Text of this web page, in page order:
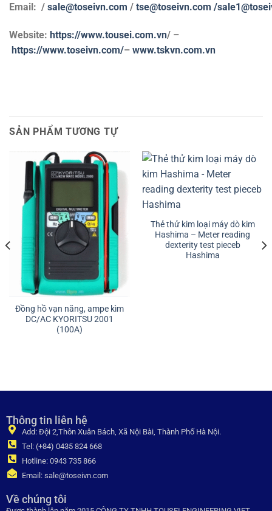
Email: / sale@toseivn.com / tse@toseivn.com /
Website: https://www.tousei.com.vn/ –
https://www.toseivn.com/– www.tskvn.com.vn
SẢN PHẨM TƯƠNG TỰ
Đồng hồ vạn năng, ampe kìm
DC/AC KYORITSU 2001
(100A)
Thẻ thử kim loại máy dò kim
Hashima – Meter reading
dexterity test pieceb
Hashima
Thông tin liên hệ
Add: Đội 2,Thôn Xuân Bách, Xã Nội Bài, Thành Phố Hà Nội.
Tel: (+84) 0435 824 668
Hotline: 0943 735 866
Email: sale@toseivn.com
Về chúng tôi